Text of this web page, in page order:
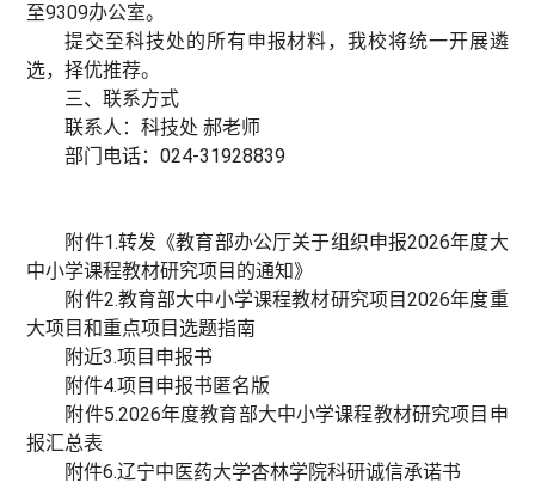
至9309办公室。
提交至科技处的所有申报材料，我校将统一开展遴
选，择优推荐。
三、联系方式
联系人：科技处 郝老师
部门电话：024-31928839
附件1.转发《教育部办公厅关于组织申报2026年度大
中小学课程教材研究项目的通知》
附件2.教育部大中小学课程教材研究项目2026年度重
大项目和重点项目选题指南
附近3.项目申报书
附件4.项目申报书匿名版
附件5.2026年度教育部大中小学课程教材研究项目申
报汇总表
附件6.辽宁中医药大学杏林学院科研诚信承诺书